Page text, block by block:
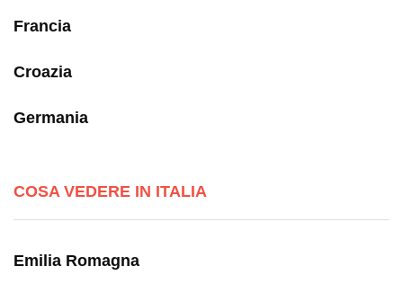
Francia
Croazia
Germania
COSA VEDERE IN ITALIA
Emilia Romagna